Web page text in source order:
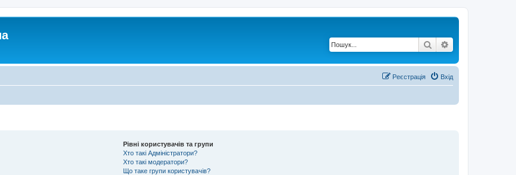
Пошук
Вхід
Реєстрація
Рівні користувачів та групи
Хто такі Адміністратори?
Хто такі модератори?
Що таке групи користувачів?